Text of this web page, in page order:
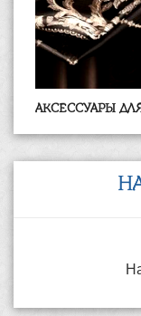
АКСЕССУАРЫ